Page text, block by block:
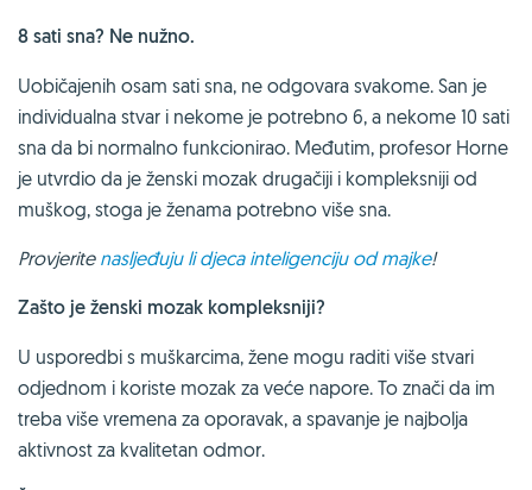
8 sati sna? Ne nužno.
Uobičajenih osam sati sna, ne odgovara svakome. San je
individualna stvar i nekome je potrebno 6, a nekome 10 sati
sna da bi normalno funkcionirao. Međutim, profesor Horne
je utvrdio da je ženski mozak drugačiji i kompleksniji od
muškog, stoga je ženama potrebno više sna.
Provjerite nasljeđuju li djeca inteligenciju od majke!
Zašto je ženski mozak kompleksniji?
U usporedbi s muškarcima, žene mogu raditi više stvari
odjednom i koriste mozak za veće napore. To znači da im
treba više vremena za oporavak, a spavanje je najbolja
aktivnost za kvalitetan odmor.